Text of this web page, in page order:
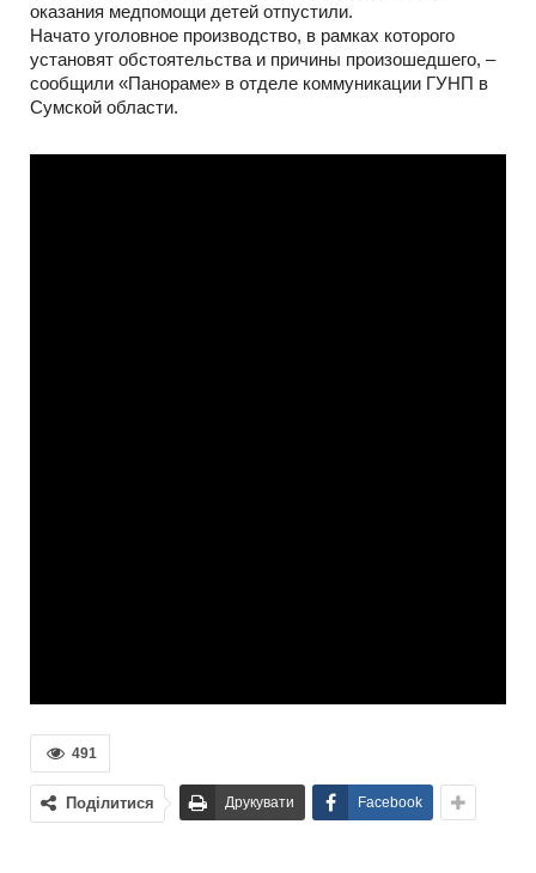
оказания медпомощи детей отпустили.
Начато уголовное производство, в рамках которого
установят обстоятельства и причины произошедшего, –
сообщили «Панораме» в отделе коммуникации ГУНП в
Сумской области.
491
Поділитися Друкувати Facebook